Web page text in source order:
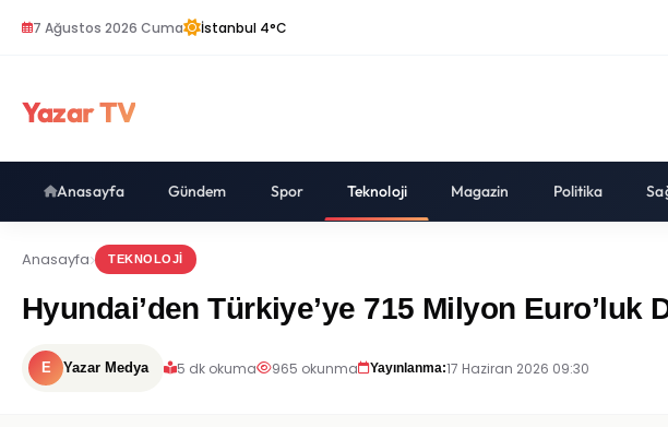
7 Ağustos 2026 Cuma İstanbul 4°C
Yazar TV
Anasayfa Gündem Spor Teknoloji Magazin Politika
Anasayfa TEKNOLOJI
Hyundai’den Türkiye’ye 715 Milyon Euro’luk
E Yazar Medya 5 dk okuma 965 okunma Yayınlanma:17 Haziran 2026 09:30